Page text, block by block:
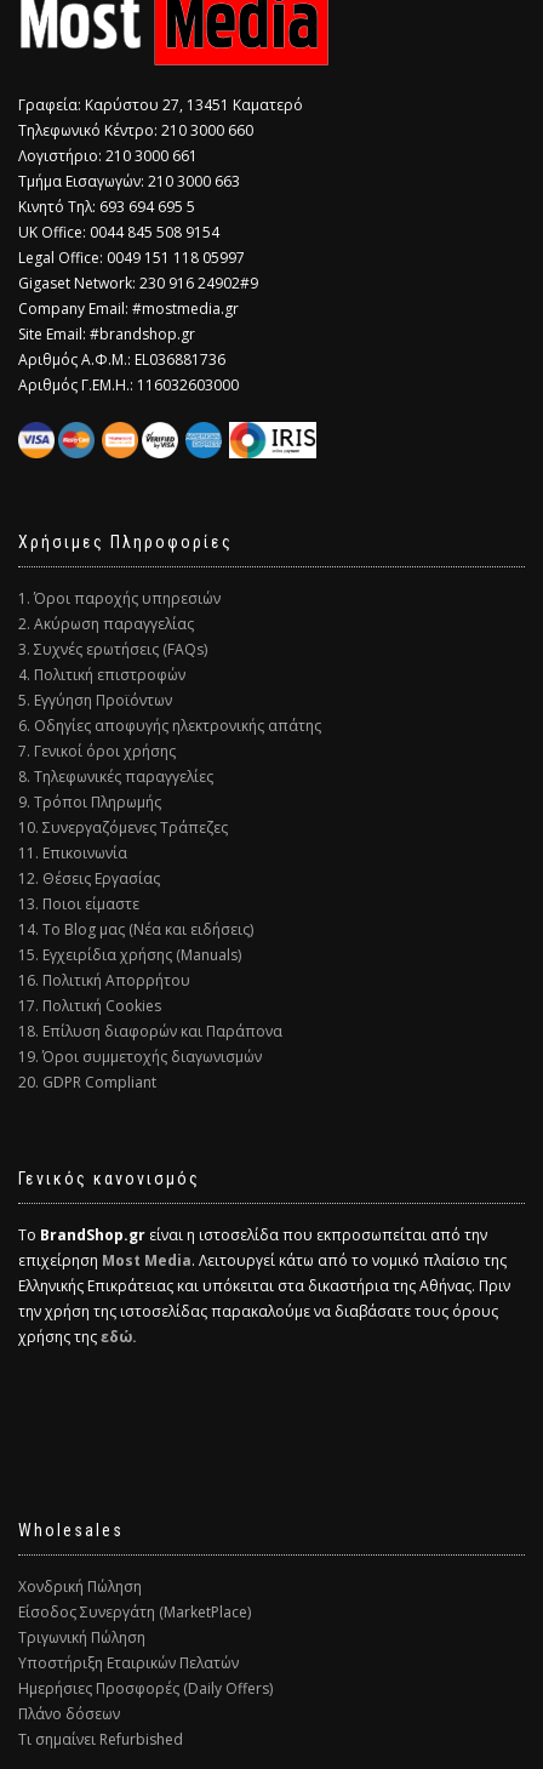
Γραφεία: Καρύστου 27, 13451 Καματερό
Τηλεφωνικό Κέντρο: 210 3000 660
Λογιστήριο: 210 3000 661
Τμήμα Εισαγωγών: 210 3000 663
Κινητό Τηλ: 693 694 695 5
​UK Office: 0044 845 508 9154
Legal Office: 0049 151 118 05997
Gigaset Network: 230 916 24902#9
Company Email: #mostmedia.gr
Site Email: #brandshop.gr
Αριθμός Α.Φ.Μ.: EL036881736
Αριθμός Γ.ΕΜ.Η.: 116032603000
Χρήσιμες Πληροφορίες
1. Όροι παροχής υπηρεσιών
2. Ακύρωση παραγγελίας
3. Συχνές ερωτήσεις (FAQs)
4. Πολιτική επιστροφών
5. Εγγύηση Προϊόντων
6. Οδηγίες αποφυγής ηλεκτρονικής απάτης
7. Γενικοί όροι χρήσης
8. Τηλεφωνικές παραγγελίες
9. Τρόποι Πληρωμής
10. Συνεργαζόμενες Τράπεζες
11. Επικοινωνία
12. Θέσεις Εργασίας
13. Ποιοι είμαστε
14. Το Blog μας (Νέα και ειδήσεις)
15. Εγχειρίδια χρήσης (Manuals)
16. Πολιτική Απορρήτου
17. Πολιτική Cookies
18. Επίλυση διαφορών και Παράπονα
19. Όροι συμμετοχής διαγωνισμών
20. GDPR Compliant
Γενικός κανονισμός
Το BrandShop.gr είναι η ιστοσελίδα που εκπροσωπείται από την
επιχείρηση Most Media. Λειτουργεί κάτω από το νομικό πλαίσιο της
Ελληνικής Επικράτειας και υπόκειται στα δικαστήρια της Αθήνας. Πριν
την χρήση της ιστοσελίδας παρακαλούμε να διαβάσατε τους όρους
χρήσης τηςεδώ.
Wholesales
Χονδρική Πώληση
Είσοδος Συνεργάτη (MarketPlace)
Τριγωνική Πώληση
Υποστήριξη Εταιρικών Πελατών
Ημερήσιες Προσφορές (Daily Offers)
Πλάνο δόσεων
Τι σημαίνει Refurbished